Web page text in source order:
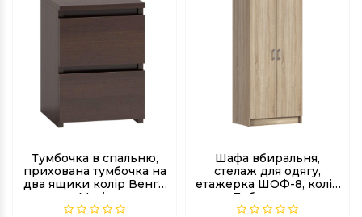
Тумбочка в спальню,
прихована тумбочка на
два ящики колір Венге
Магія
Шафа вбиральня,
стелаж для одягу,
етажерка ШОФ-8, колір
Дуб сонома